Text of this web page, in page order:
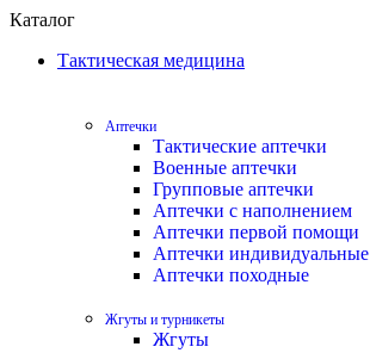
Каталог
Тактическая медицина
Аптечки
Тактические аптечки
Военные аптечки
Групповые аптечки
Аптечки с наполнением
Аптечки первой помощи
Аптечки индивидуальные
Аптечки походные
Жгуты и турникеты
Жгуты